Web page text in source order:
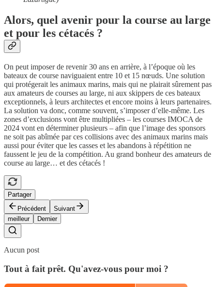
Alors, quel avenir pour la course au large
et pour les cétacés ?
On peut imposer de revenir 30 ans en arrière, à l’époque où les
bateaux de course naviguaient entre 10 et 15 nœuds. Une solution
qui protégerait les animaux marins, mais qui ne plairait sûrement pas
aux amateurs de courses au large, ni aux skippers de ces bateaux
exceptionnels, à leurs architectes et encore moins à leurs partenaires.
La solution va donc, comme souvent, s’imposer d’elle-même. Les
zones d’exclusions vont être multipliées – les courses IMOCA de
2024 vont en déterminer plusieurs – afin que l’image des sponsors
ne soit pas abîmée par ces collisions avec des animaux marins mais
aussi pour éviter que les casses et les abandons à répétition ne
faussent le jeu de la compétition. Au grand bonheur des amateurs de
course au large… et des cétacés !
Partager
Précédent
Suivant
meilleur
Dernier
Aucun post
Tout à fait prêt. Qu'avez-vous pour moi ?